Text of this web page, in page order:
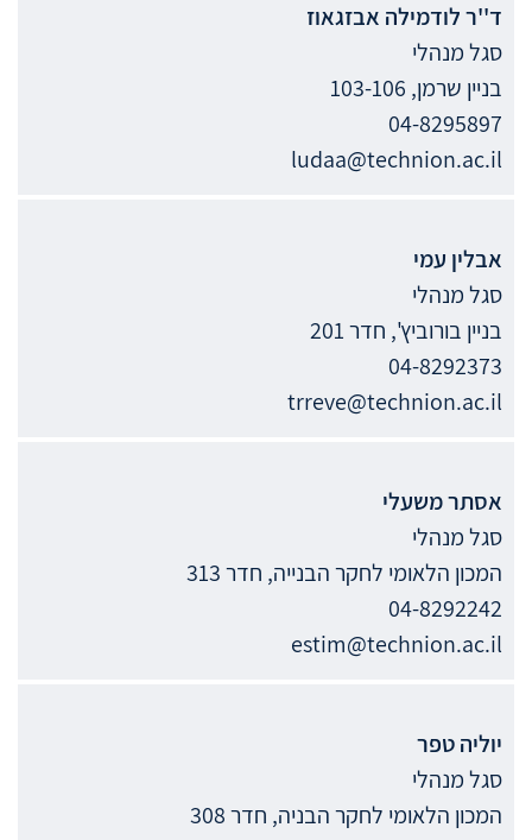
ד''רלודמילה אבזגאוז
סגל מנהלי
בניין שרמן, 103-106
04-8295897
ludaa@technion.ac.il
אבלין עמי
סגל מנהלי
בניין בורוביץ', חדר 201
04-8292373
trreve@technion.ac.il
אסתרמשעלי
סגל מנהלי
המכון הלאומי לחקר הבנייה, חדר 313
04-8292242
estim@technion.ac.il
יוליהטפר
סגל מנהלי
המכון הלאומי לחקר הבניה, חדר 308